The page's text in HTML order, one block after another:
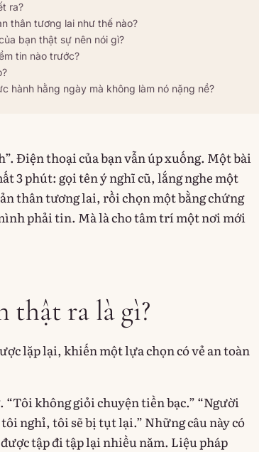
ra?
thân tương lai như thế nào?
bạn thật sự nên nói gì?
tin nào trước?
hành hằng ngày mà không làm nó nặng nề?
Điện thoại của bạn vẫn úp xuống. Một bài
3 phút: gọi tên ý nghĩ cũ, lắng nghe một
thân tương lai, rồi chọn một bằng chứng
phải tin. Mà là cho tâm trí một nơi mới
thật ra là gì?
lặp lại, khiến một lựa chọn có vẻ an toàn
không giỏi chuyện tiền bạc.” “Người
nghỉ, tôi sẽ bị tụt lại.” Những câu này có
tập đi tập lại nhiều năm. Liệu pháp